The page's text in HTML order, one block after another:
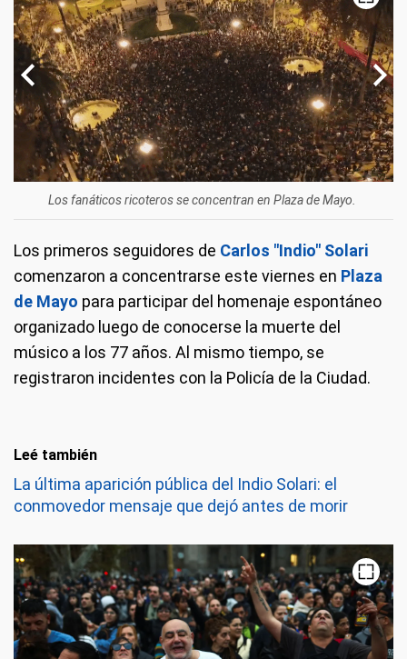
Los fanáticos ricoteros se concentran en Plaza de Mayo.
Los fanáticos se reúnen en Plaza de Mayo para participar de la
despedida convocada en homenaje al histórico referente del rock
Los primeros seguidores de Carlos "Indio" Solari
comenzaron a concentrarse este viernes en Plaza
de Mayo para participar del homenaje espontáneo
organizado luego de conocerse la muerte del
músico a los 77 años. Al mismo tiempo, se
registraron incidentes con la Policía de la Ciudad.
Leé también
La última aparición pública del Indio Solari: el
conmovedor mensaje que dejó antes de morir